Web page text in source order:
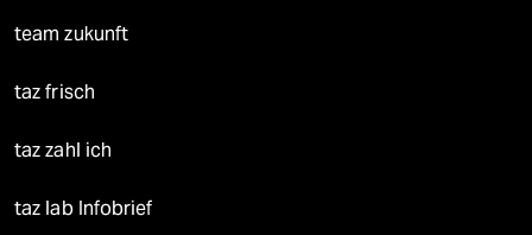
team zukunft
taz frisch
taz zahl ich
taz lab Infobrief